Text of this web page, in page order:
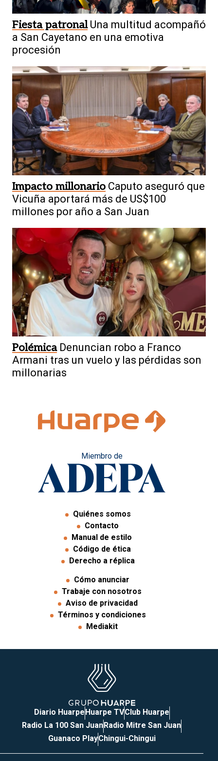
Fiesta patronal Una multitud acompañó
a San Cayetano en una emotiva
procesión
Impacto millonario Caputo aseguró que
Vicuña aportará más de US$100
millones por año a San Juan
Polémica Denuncian robo a Franco
Armani tras un vuelo y las pérdidas son
millonarias
Miembro de
Quiénes somos
Contacto
Manual de estilo
Código de ética
Derecho a réplica
Cómo anunciar
Trabaje con nosotros
Aviso de privacidad
Términos y condiciones
Mediakit
Diario Huarpe Huarpe TVClub Huarpe
Radio La 100 San Juan Radio Mitre San Juan
Guanaco PlayChingui-Chingui